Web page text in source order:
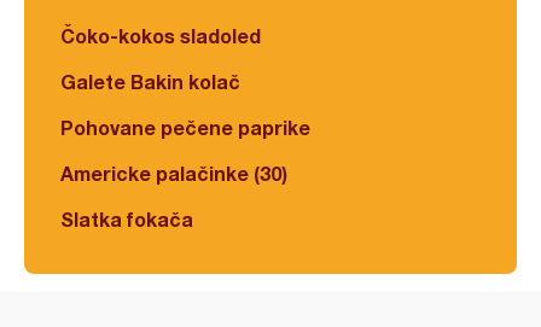
Čoko-kokos sladoled
Galete Bakin kolač
Pohovane pečene paprike
Americke palačinke (30)
Slatka fokača